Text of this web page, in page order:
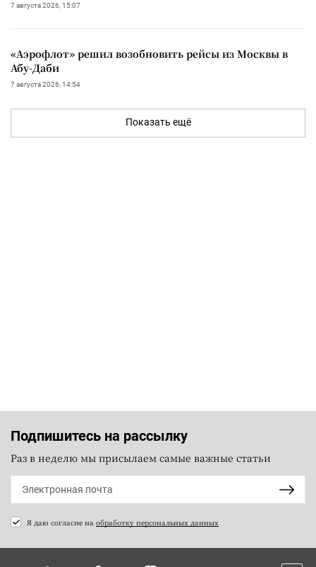
7 августа 2026, 15:07
«Аэрофлот» решил возобновить рейсы из Москвы в
Абу-Даби
7 августа 2026, 14:54
Показать ещё
Подпишитесь на рассылку
Раз в неделю мы присылаем самые важные статьи
Я даю согласие на обработку персональных данных